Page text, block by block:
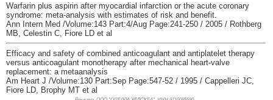
Warfarin plus aspirin after myocardial infarction or the acute coronary
syndrome: meta-analysis with estimates of risk and benefit.
Ann Intern Med /Volume:143 Part:4/Aug Page:241-250 / 2005 / Rothberg
MB, Celestin C, Fiore LD et al
Efficacy and safety of combined anticoagulant and antiplatelet therapy
versus anticoagulant monotherapy after mechanical heart-valve
replacement: a metaanalysis
Am Heart J /Volume:130 Part:Sep Page:547-52 / 1995 / Cappelleri JC,
Fiore LD, Brophy MT et al